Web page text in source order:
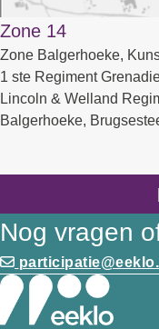
Zone 14
Zone Balgerhoeke,
1 ste Regiment
Lincoln & Welland
Balgerhoeke,
Nog vragen